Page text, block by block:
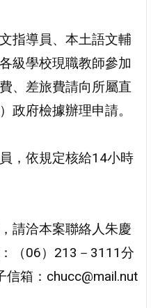
指導員、本土語文輔
級學校現職教師參加
、差旅費請向所屬直
政府檢據辦理申請。
，依規定核給14小時
請洽本案聯絡人朱慶
（06）213－3111分
信箱：chucc@mail.nut